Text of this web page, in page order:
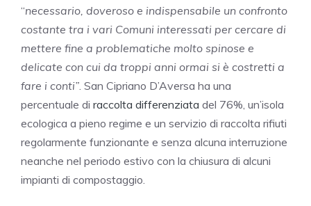
“necessario, doveroso e indispensabile un confronto
costante tra i vari Comuni interessati per cercare di
mettere fine a problematiche molto spinose e
delicate con cui da troppi anni ormai si è costretti a
fare i conti”. San Cipriano D’Aversa ha una
percentuale di raccolta differenziata del 76%, un’isola
ecologica a pieno regime e un servizio di raccolta rifiuti
regolarmente funzionante e senza alcuna interruzione
neanche nel periodo estivo con la chiusura di alcuni
impianti di compostaggio.